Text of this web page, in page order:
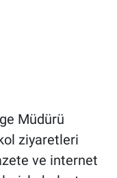
Müdürü
ziyaretleri
ve internet